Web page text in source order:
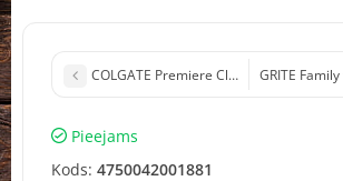
COLGATE Premiere Clean zobu suka
GRITE
Pieejams
Kods: 4750042001881